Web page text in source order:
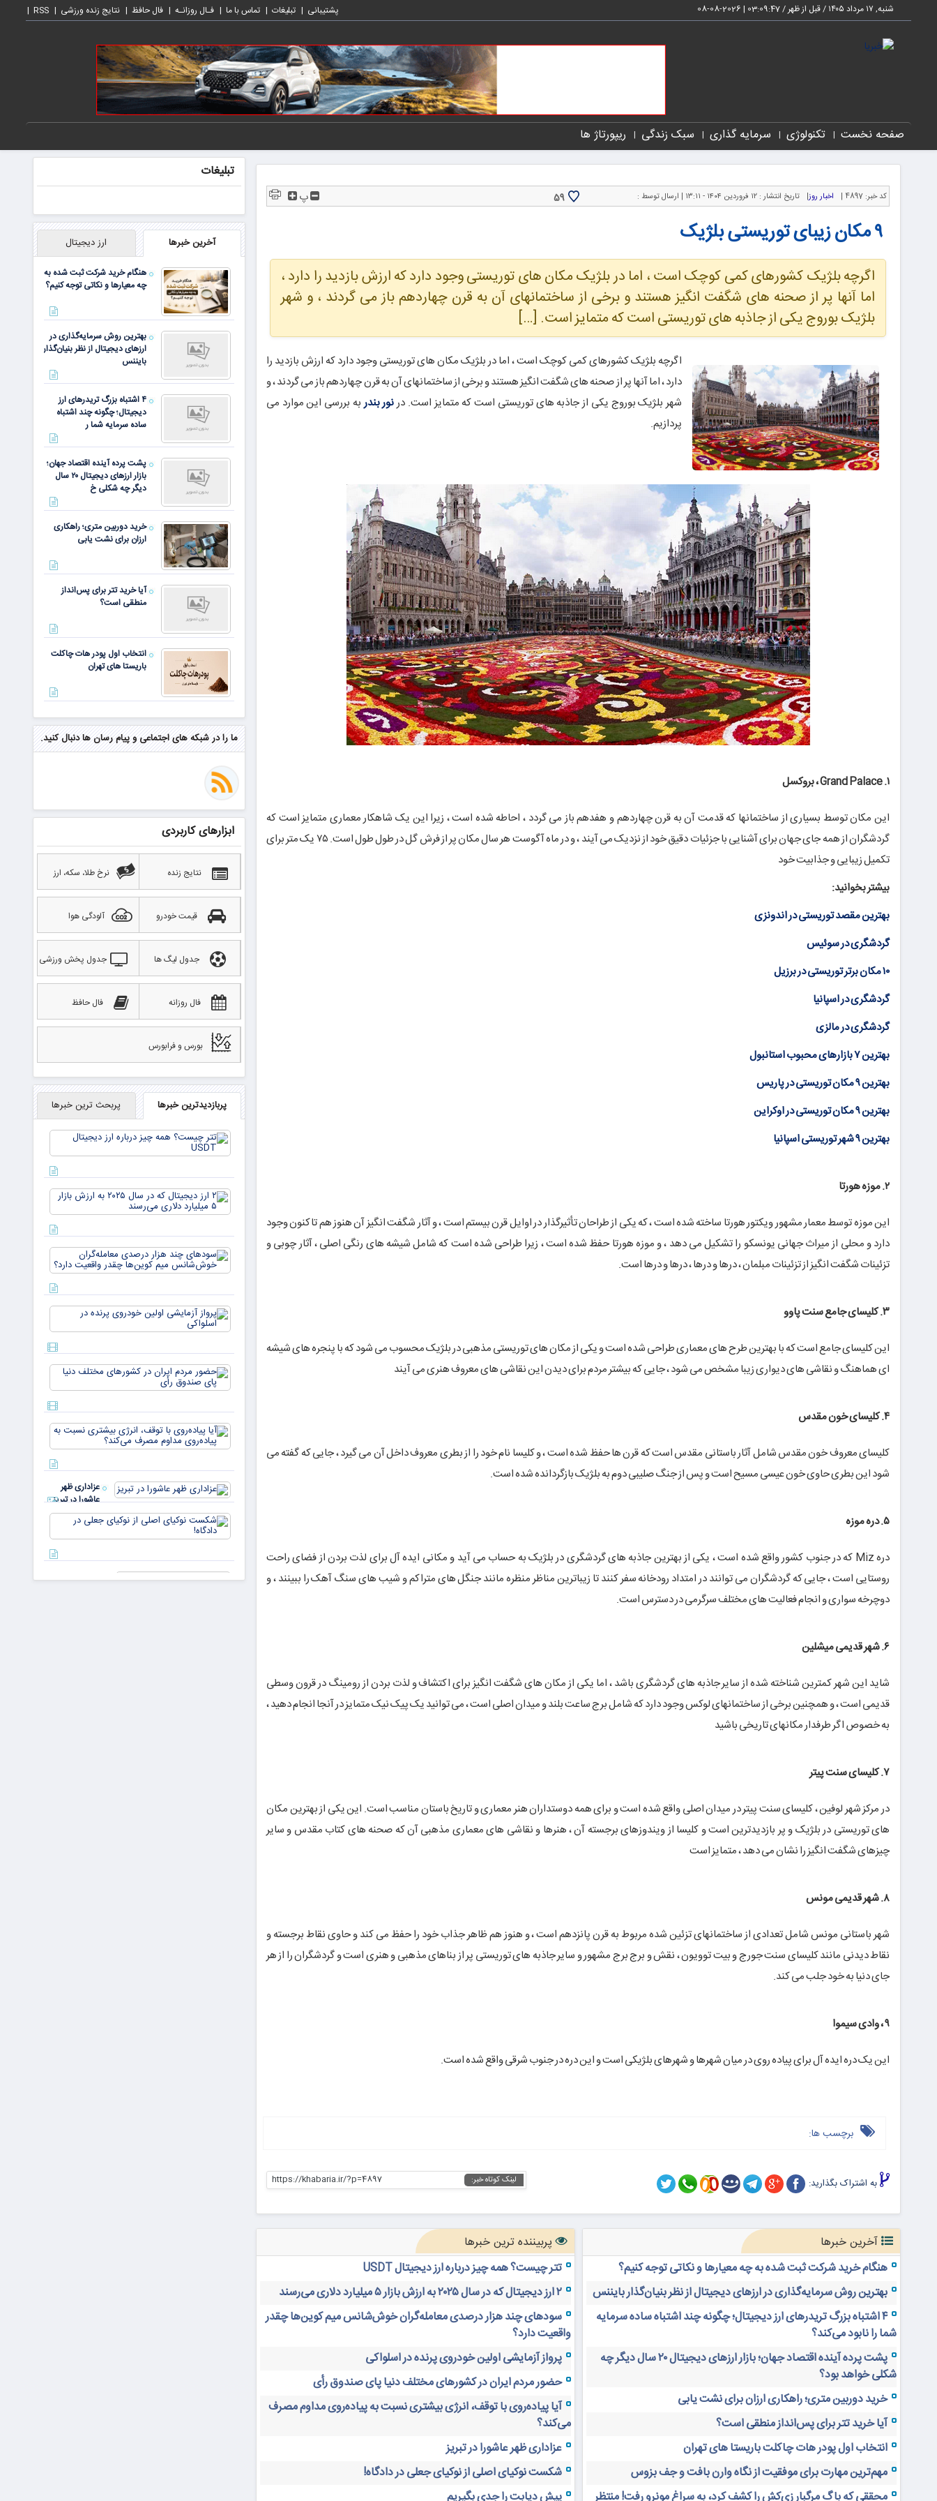
شنبه, ۱۷ مرداد ۱۴۰۵ / قبل از ظهر / 03:09:48
|
2026-08-08 پشتیبانی تبلیغات تماس با ما فـال روزانـه فال حافظ نتایج زنده ورزشی RSS
صفحه نخست تکنولوژی سرمایه گذاری سبک زندگی ریپورتاژ ها
کد خبر: 4897 | اخبار روز| تاریخ انتشار : ۱۲ فروردین ۱۴۰۴ - ۱۳:۱۱ | ارسال توسط : 59 پ
۹ مکان زیبای توریستی بلژیک
اگرچه بلژیک کشورهای کمی کوچک است ، اما در بلژیک مکان های توریستی وجود دارد که ارزش بازدید را دارد ،
اما آنها پر از صحنه های شگفت انگیز هستند و برخی از ساختمانهای آن به قرن چهاردهم باز می گردند ، و شهر
بلژیک بوروج یکی از جاذبه های توریستی است که متمایز است. […]
اگرچه بلژیک کشورهای کمی کوچک است ، اما در بلژیک مکان های توریستی وجود دارد که ارزش بازدید را
دارد ، اما آنها پر از صحنه های شگفت انگیز هستند و برخی از ساختمانهای آن به قرن چهاردهم باز می گردند ، و
شهر بلژیک بوروج یکی از جاذبه های توریستی است که متمایز است. درنور بندربه بررسی این موارد می
پردازیم.
۱. Grand Palace ، بروکسل
این مکان توسط بسیاری از ساختمانها که قدمت آن به قرن چهاردهم و هفدهم باز می گردد ، احاطه شده است ، زیرا این یک شاهکار معماری متمایز است که
گردشگران از همه جای جهان برای آشنایی با جزئیات دقیق خود از نزدیک می آیند ، و در ماه آگوست هر سال مکان پر از فرش گل در طول طول است. ۷۵ یک متر برای
تکمیل زیبایی و جذابیت خود
بیشتر بخوانید:
بهترین مقصد توریستی در اندونزی
گردشگری در سوئیس
۱۰ مکان برتر توریستی در برزیل
گردشگری در اسپانیا
گردشگری در مالزی
بهترین ۷ بازارهای محبوب استانبول
بهترین ۹ مکان توریستی در پاریس
بهترین ۹ مکان توریستی در اوکراین
بهترین ۹ شهر توریستی اسپانیا
۲. موزه هورتا
این موزه توسط معمار مشهور ویکتور هورتا ساخته شده است ، که یکی از طراحان تأثیرگذار در اوایل قرن بیستم است ، و آثار شگفت انگیز آن هنوز هم تاکنون وجود
دارد و محلی از میراث جهانی یونسکو را تشکیل می دهد ، و موزه هورتا حفظ شده است ، زیرا طراحی شده است که شامل شیشه های رنگی اصلی ، آثار چوبی و
تزئینات شگفت انگیز از تزئینات مبلمان ، درها و درها ، درها و درها است.
۳. کلیسای جامع سنت پاوو
این کلیسای جامع است که با بهترین طرح های معماری طراحی شده است و یکی از مکان های توریستی مذهبی در بلژیک محسوب می شود که با پنجره های شیشه
ای هماهنگ و نقاشی های دیواری زیبا مشخص می شود ، جایی که بیشتر مردم برای دیدن این نقاشی های معروف هنری می آیند
۴. کلیسای خون مقدس
کلیسای معروف خون مقدس شامل آثار باستانی مقدس است که قرن ها حفظ شده است ، و کلیسا نام خود را از بطری معروف داخل آن می گیرد ، جایی که گفته می
شود این بطری حاوی خون عیسی مسیح است و پس از جنگ صلیبی دوم به بلژیک بازگردانده شده است.
۵. دره موزه
دره Miz که در جنوب کشور واقع شده است ، یکی از بهترین جاذبه های گردشگری در بلژیک به حساب می آید و مکانی ایده آل برای لذت بردن از فضای راحت
روستایی است ، جایی که گردشگران می توانند در امتداد رودخانه سفر کنند تا زیباترین مناظر منظره مانند جنگل های متراکم و شیب های سنگ آهک را ببینند ، و
دوچرخه سواری و انجام فعالیت های مختلف سرگرمی در دسترس است.
۶. شهر قدیمی میشلین
شاید این شهر کمترین شناخته شده از سایر جاذبه های گردشگری باشد ، اما یکی از مکان های شگفت انگیز برای اکتشاف و لذت بردن از رومینگ در قرون وسطی
قدیمی است ، و همچنین برخی از ساختمانهای لوکس وجود دارد که شامل برج ساعت بلند و میدان اصلی است ، می توانید یک پیک نیک متمایز در آنجا انجام دهید ،
به خصوص اگر طرفدار مکانهای تاریخی باشید
۷. کلیسای سنت پیتر
در مرکز شهر لوفین ، کلیسای سنت پیتر در میدان اصلی واقع شده است و برای همه دوستداران هنر معماری و تاریخ باستان مناسب است. این یکی از بهترین مکان
های توریستی در بلژیک و پر بازدیدترین است و کلیسا از ویندوزهای برجسته آن ، هنرها و نقاشی های معماری مذهبی آن که صحنه های کتاب مقدس و سایر
چیزهای شگفت انگیز را نشان می دهد ، متمایز است
۸. شهر قدیمی مونس
شهر باستانی مونس شامل تعدادی از ساختمانهای تزئین شده مربوط به قرن پانزدهم است ، و هنوز هم ظاهر جذاب خود را حفظ می کند و حاوی نقاط برجسته و
نقاط دیدنی مانند کلیسای سنت جورج و بیت توویون ، نقش و برج برج مشهور و سایر جاذبه های توریستی پر از بناهای مذهبی و هنری است و گردشگران را از هر
جای دنیا به خود جلب می کند.
۹ ، وادی سیموا
این یک دره ایده آل برای پیاده روی در میان شهرها و شهرهای بلژیکی است و این دره در جنوب شرقی واقع شده است.
برچسب ها:
به اشتراک بگذارید: لینک کوتاه خبر: https://khabaria.ir/?p=4897
آخرین خبرها
هنگام خرید شرکت ثبت شده به چه معیارها و نکاتی توجه کنیم؟
بهترین روش سرمایه‌گذاری در ارزهای دیجیتال از نظر بنیان‌گذار بایننس
۴ اشتباه بزرگ تریدرهای ارز دیجیتال؛ چگونه چند اشتباه ساده سرمایه
شما را نابود می‌کند؟
پشت پرده آینده اقتصاد جهان؛ بازار ارزهای دیجیتال ۲۰ سال دیگر چه
شکلی خواهد بود؟
خرید دوربین متری؛ راهکاری ارزان برای نشت یابی
آیا خرید تتر برای پس‌انداز منطقی است؟
انتخاب اول پودر هات چاکلت باریستا های تهران
مهم‌ترین مهارت برای موفقیت از نگاه وارن بافت و جف بزوس
پربیننده ترین خبرها
تتر چیست؟ همه چیز درباره ارز دیجیتال USDT
۲ ارز دیجیتال که در سال ۲۰۲۵ به ارزش بازار ۵ میلیارد دلاری می‌رسند
سودهای چند هزار درصدی معامله‌گران خوش‌شانس میم کوین‌ها چقدر
واقعیت دارد؟
پرواز آزمایشی اولین خودروی پرنده در اسلواکی
حضور مردم ایران در کشورهای مختلف دنیا پای صندوق رأی
آیا پیاده‌روی با توقف، انرژی بیشتری نسبت به پیاده‌روی مداوم مصرف
می‌کند؟
عزاداری ظهر عاشورا در تبریز
شکست نوکیای اصلی از نوکیای جعلی در دادگاه!
تبلیغات
آخرین خبرها ارز دیجیتال
هنگام خرید شرکت ثبت شده به
چه معیارها و نکاتی توجه کنیم؟
بهترین روش سرمایه‌گذاری در
ارزهای دیجیتال از نظر بنیان‌گذار
بایننس
۴ اشتباه بزرگ تریدرهای ارز
دیجیتال؛ چگونه چند اشتباه
ساده سرمایه شما ر
پشت پرده آینده اقتصاد جهان؛
بازار ارزهای دیجیتال ۲۰ سال
دیگر چه شکلی خ
خرید دوربین متری؛ راهکاری
ارزان برای نشت یابی
آیا خرید تتر برای پس‌انداز
منطقی است؟
انتخاب اول پودر هات چاکلت
باریستا های تهران
مهم‌ترین مهارت برای موفقیت از
نگاه وارن بافت و جف بزوس
منتظر سقوط قی
بهترین صرافی ارز دیجیتال
خارجی بدون تحریم را بشناسید؛
آپدیت ۲۰۲۶
ما را در شبکه های اجتماعی و پیام رسان ها دنبال کنید.
ابزارهای کاربردی
نتایج زنده نرخ طلا، سکه، ارز
قیمت خودرو آلودگی هوا
جدول لیگ ها جدول پخش ورزشی
فال روزانه فال حافظ
بورس و فرابورس
پربازدیدترین خبرها پربحث ترین خبرها
عزاداری ظهر
عاشورا در تبریز
دادگاه!
پیش دیابت را